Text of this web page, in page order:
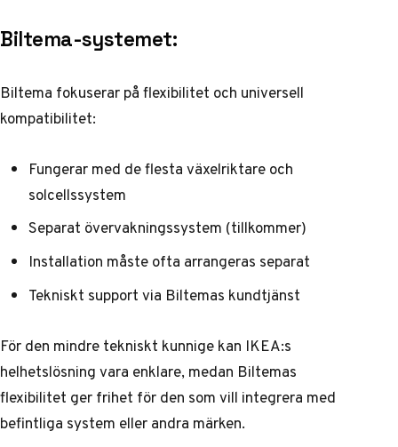
Biltema-systemet:
Biltema fokuserar på flexibilitet och universell
kompatibilitet:
Fungerar med de flesta växelriktare och
solcellssystem
Separat övervakningssystem (tillkommer)
Installation måste ofta arrangeras separat
Tekniskt support via Biltemas kundtjänst
För den mindre tekniskt kunnige kan IKEA:s
helhetslösning vara enklare, medan Biltemas
flexibilitet ger frihet för den som vill integrera med
befintliga system eller andra märken.